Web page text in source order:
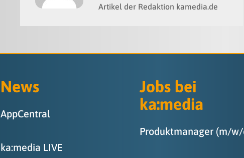
Artikel der Redaktion kamedia.de
News
AppCentral
ka:media LIVE
Jobs bei
ka:media
Produktmanager (m/